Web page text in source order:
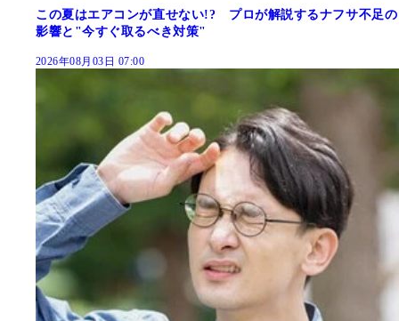
この夏はエアコンが直せない!? プロが解説するナフサ不足の
影響と"今すぐ取るべき対策"
2026年08月03日 07:00